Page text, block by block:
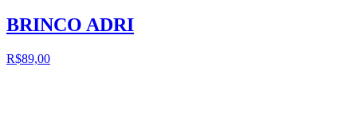
BRINCO ADRI
R$89,00